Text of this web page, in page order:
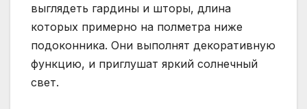
выглядеть гардины и шторы, длина
которых примерно на полметра ниже
подоконника. Они выполнят декоративную
функцию, и приглушат яркий солнечный
свет.